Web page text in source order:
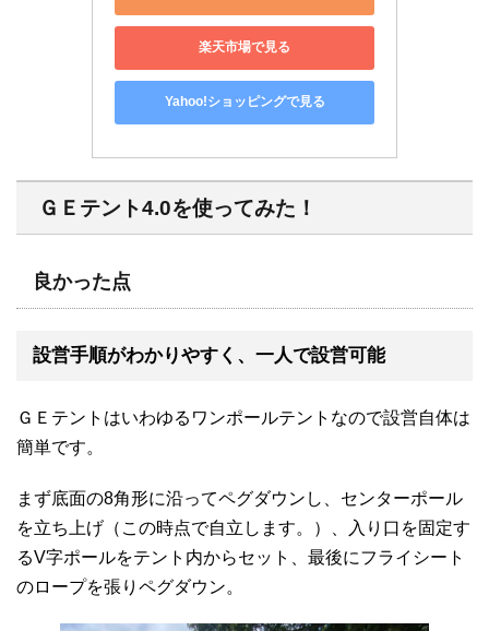
楽天市場で見る
Yahoo!ショッピングで見る
ＧＥテント4.0を使ってみた！
良かった点
設営手順がわかりやすく、一人で設営可能
ＧＥテントはいわゆるワンポールテントなので設営自体は
簡単です。
まず底面の8角形に沿ってペグダウンし、センターポール
を立ち上げ（この時点で自立します。）、入り口を固定す
るV字ポールをテント内からセット、最後にフライシート
のロープを張りペグダウン。